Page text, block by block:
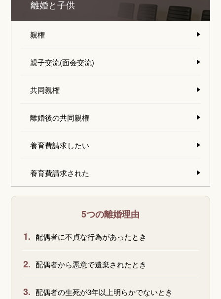
離婚と子供
親権
親子交流(面会交流)
共同親権
離婚後の共同親権
養育費請求したい
養育費請求された
5つの離婚理由
1. 配偶者に不貞な行為があったとき
2. 配偶者から悪意で遺棄されたとき
3. 配偶者の生死が3年以上明らかでないとき